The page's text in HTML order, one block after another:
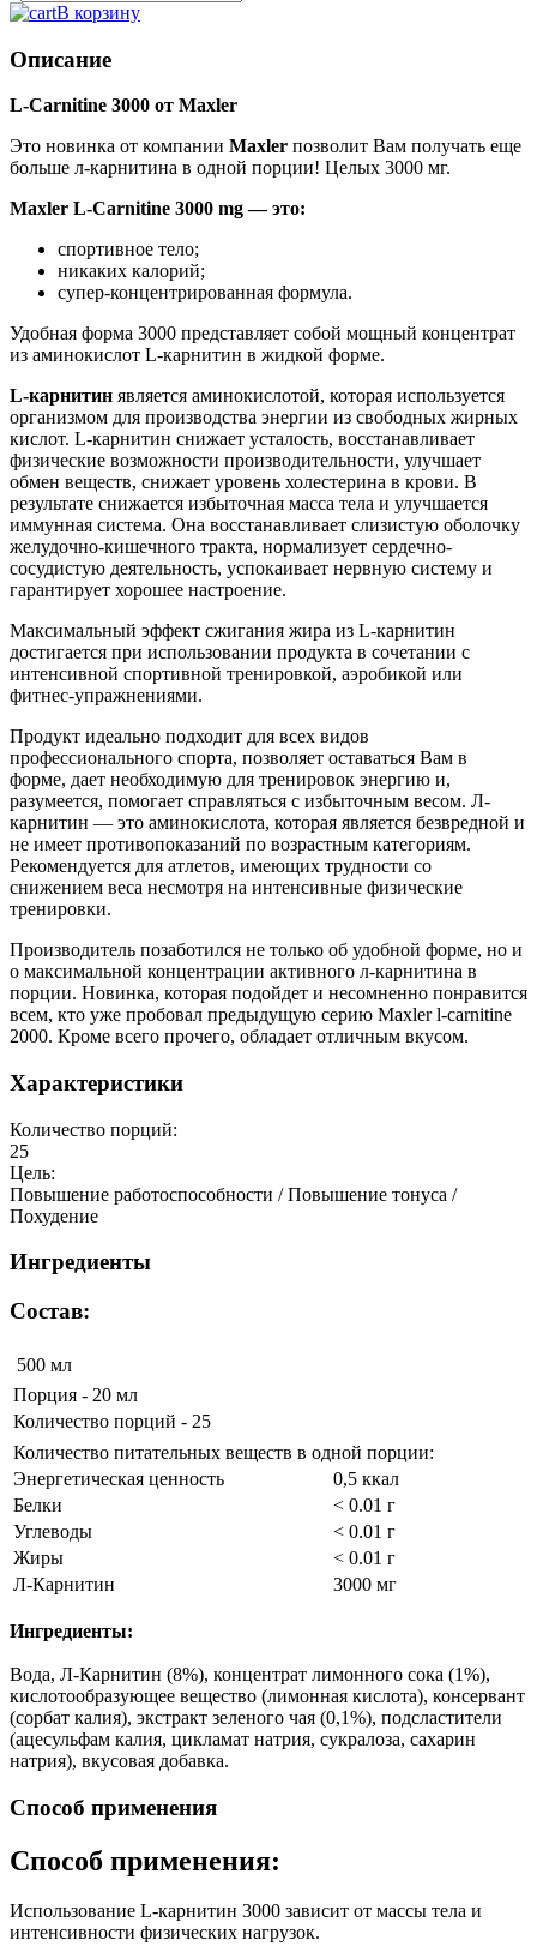
В корзину
Описание
L-Carnitine 3000 от Maxler
Это новинка от компании Maxler позволит Вам получать еще
больше л-карнитина в одной порции! Целых 3000 мг.
Maxler L-Carnitine 3000 mg — это:
спортивное тело;
никаких калорий;
супер-концентрированная формула.
Удобная форма 3000 представляет собой мощный концентрат
из аминокислот L-карнитин в жидкой форме.
L-карнитин является аминокислотой, которая используется
организмом для производства энергии из свободных жирных
кислот. L-карнитин снижает усталость, восстанавливает
физические возможности производительности, улучшает
обмен веществ, снижает уровень холестерина в крови. В
результате снижается избыточная масса тела и улучшается
иммунная система. Она восстанавливает слизистую оболочку
желудочно-кишечного тракта, нормализует сердечно-
сосудистую деятельность, успокаивает нервную систему и
гарантирует хорошее настроение.
Максимальный эффект сжигания жира из L-карнитин
достигается при использовании продукта в сочетании с
интенсивной спортивной тренировкой, аэробикой или
фитнес-упражнениями.
Продукт идеально подходит для всех видов
профессионального спорта, позволяет оставаться Вам в
форме, дает необходимую для тренировок энергию и,
разумеется, помогает справляться с избыточным весом. Л-
карнитин — это аминокислота, которая является безвредной и
не имеет противопоказаний по возрастным категориям.
Рекомендуется для атлетов, имеющих трудности со
снижением веса несмотря на интенсивные физические
тренировки.
Производитель позаботился не только об удобной форме, но и
о максимальной концентрации активного л-карнитина в
порции. Новинка, которая подойдет и несомненно понравится
всем, кто уже пробовал предыдущую серию Maxler l-carnitine
2000. Кроме всего прочего, обладает отличным вкусом.
Характеристики
Количество порций:
25
Цель:
Повышение работоспособности / Повышение тонуса /
Похудение
Ингредиенты
Состав:
500 мл
Порция - 20 мл
Количество порций - 25
Количество питательных веществ в одной порции:
Энергетическая ценность
0,5 ккал
Белки
< 0.01 г
Углеводы
< 0.01 г
Жиры
< 0.01 г
Л-Карнитин
3000 мг
Ингредиенты:
Вода, Л-Карнитин (8%), концентрат лимонного сока (1%),
кислотообразующее вещество (лимонная кислота), консервант
(сорбат калия), экстракт зеленого чая (0,1%), подсластители
(ацесульфам калия, цикламат натрия, сукралоза, сахарин
натрия), вкусовая добавка.
Способ применения
Способ применения:
Использование L-карнитин 3000 зависит от массы тела и
интенсивности физических нагрузок.